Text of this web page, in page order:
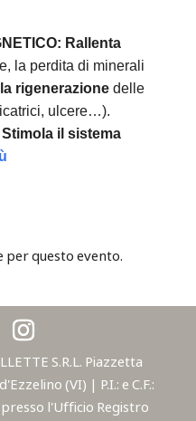
Rallenta
la perdita di minerali
rigenerazionedelle
ulcere…).
Stimola il sistema
per questo evento.
S.R.L. Piazzetta
(VI) | P.I.: e C.F.:
l'Ufficio Registro